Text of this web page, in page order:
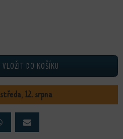
VLOŽIT DO KOŠÍKU
středa, 12. srpna